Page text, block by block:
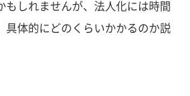
もしれませんが、法人化には時間
具体的にどのくらいかかるのか説